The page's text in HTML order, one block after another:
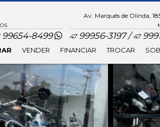
Av. Marquês de Olinda,
99654-8499 4799956-3197 /47
VENDER FINANCIAR TROCAR